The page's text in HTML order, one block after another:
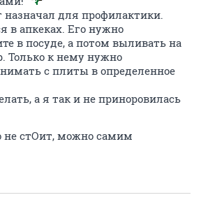
назначал для профилактики.
в апкеках. Его нужно
в посуде, а потом выливать на
Только к нему нужно
с плиты в определенное
а я так и не приноровилась
не стОит, можно самим